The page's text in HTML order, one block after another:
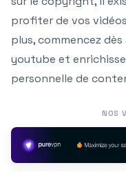
profiter de vos
plus, commencez
youtube et
personnelle de
NOS